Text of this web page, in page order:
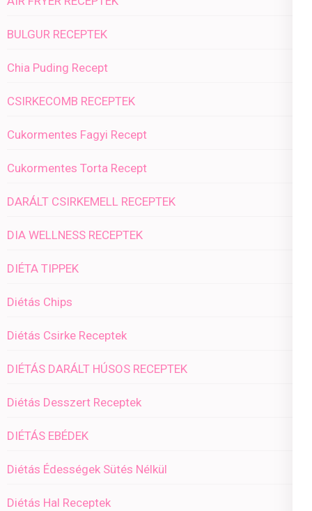
BULGUR RECEPTEK
Chia Puding Recept
CSIRKECOMB RECEPTEK
Cukormentes Fagyi Recept
Cukormentes Torta Recept
DARÁLT CSIRKEMELL RECEPTEK
DIA WELLNESS RECEPTEK
DIÉTA TIPPEK
Diétás Chips
Diétás Csirke Receptek
DIÉTÁS DARÁLT HÚSOS RECEPTEK
Diétás Desszert Receptek
DIÉTÁS EBÉDEK
Diétás Édességek Sütés Nélkül
Diétás Hal Receptek